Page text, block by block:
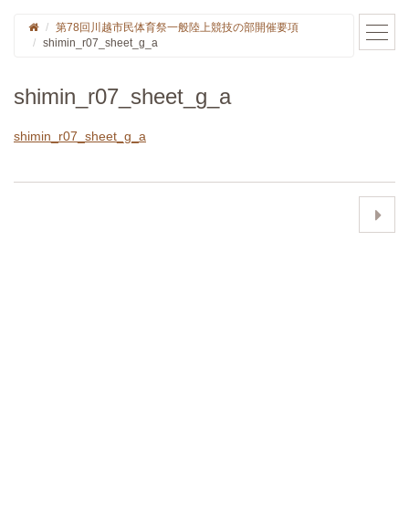
第78回川越市民体育祭一般陸上競技の部開催要項
shimin_r07_sheet_g_a
shimin_r07_sheet_g_a
shimin_r07_sheet_g_a